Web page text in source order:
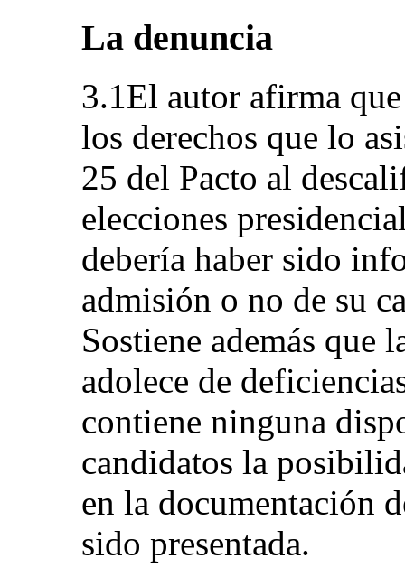
La denuncia
3.1El autor afirma
los derechos que lo
25 del Pacto al
elecciones
debería haber sido
admisión o no de su
Sostiene además que
adolece de
contiene ninguna
candidatos la
en la documentación
sido presentada.